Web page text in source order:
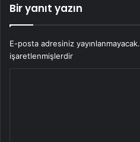
Bir yanıt yazın
E-posta adresiniz yayınlanmayacak.
işaretlenmişlerdir